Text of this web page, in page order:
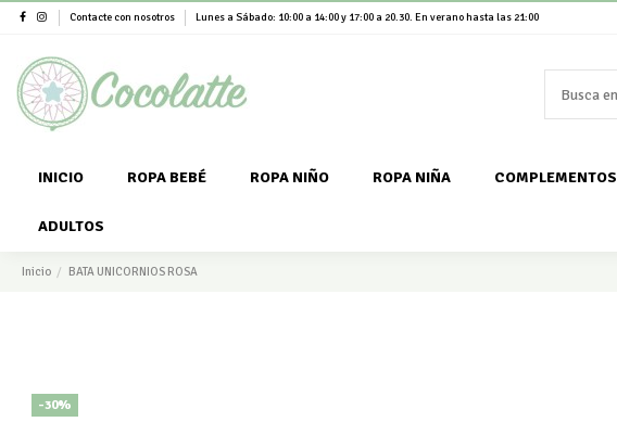
Contacte con nosotros Lunes a Sábado: 10:00 a 14:00 y 17:00 a 20.30. En verano hasta las 21:00
INICIO ROPA BEBÉ ROPA NIÑO ROPA NIÑA COMPLEMENTOS
ADULTOS
Inicio BATA UNICORNIOS ROSA
-30%